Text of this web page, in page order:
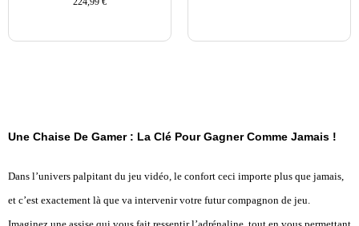
Une Chaise De Gamer : La Clé Pour Gagner Comme Jamais !
Dans l’univers palpitant du jeu vidéo, le confort ceci importe plus que jamais,
et c’est exactement là que va intervenir votre futur compagnon de jeu.